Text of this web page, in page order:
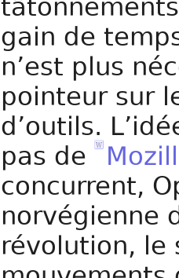
gain de
n’est plus
pointeur sur
d’outils.
pas de
concurrent,
norvégienne
révolution, le